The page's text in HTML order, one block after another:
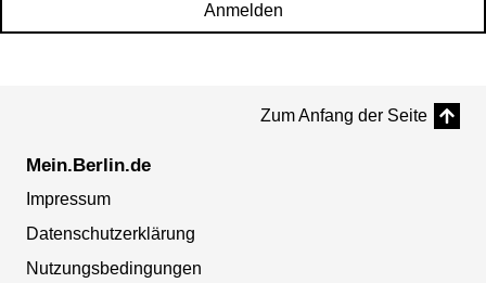
Anmelden
Zum Anfang der Seite
Mein.Berlin.de
Impressum
Datenschutzerklärung
Nutzungsbedingungen